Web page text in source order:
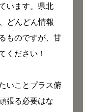
います。県北
どんどん情報
ものですが、甘
ください！
いことプラス俯
張る必要はな